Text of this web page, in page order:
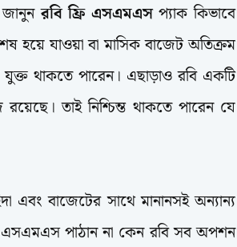
জানুনরবি ফ্রি এসএমএসপ্যাক কিভাবে
হয়ে যাওয়া বা মাসিক বাজেট অতিক্রম
যুক্ত থাকতে পারেন। এছাড়াও রবি একটি
তাই নিশ্চিন্ত থাকতে পারেন যে
এবং বাজেটের সাথে মানানসই অন্যান্য
পাঠান না কেন রবি সব অপশন